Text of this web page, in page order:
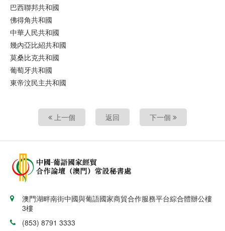
巴西聯邦共和國
佛得角共和國
中華人民共和國
幾內亞比紹共和國
莫桑比克共和國
葡萄牙共和國
東帝汶民主共和國
上一個 返回 下一個
澳門湖畔南街中國與葡語國家商貿合作服務平台綜合體辦公樓
3樓
(853) 8791 3333